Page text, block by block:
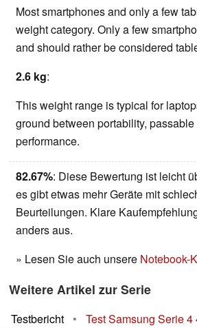
Most smartphones and only a few
weight category. Only a few
and should rather be considered
2.6 kg:
This weight range is typical for
ground between portability,
performance.
82.67%: Diese Bewertung ist leicht
es gibt etwas mehr Geräte mit
Beurteilungen. Klare
anders aus.
» Lesen Sie auch unsere Notebook-
Weitere Artikel zur Serie
Testbericht •
Test Samsung Serie